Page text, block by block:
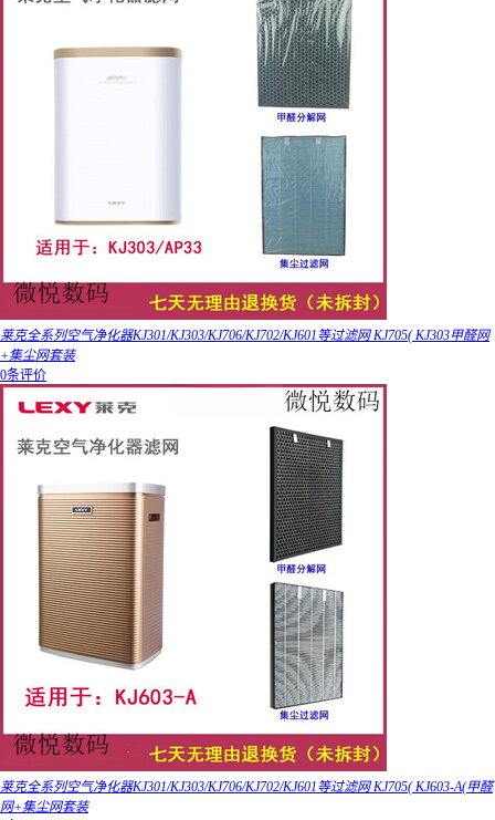
莱克全系列空气净化器KJ301/KJ303/KJ706/KJ702/KJ601等过滤网 KJ705( KJ303甲醛网
+集尘网套装
0条评价
莱克全系列空气净化器KJ301/KJ303/KJ706/KJ702/KJ601等过滤网 KJ705( KJ603-A(甲醛
网+集尘网套装